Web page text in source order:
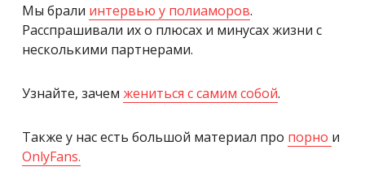
Мы брали интервью у полиаморов.
Расспрашивали их о плюсах и минусах жизни с
несколькими партнерами.
Узнайте, зачем жениться с самим собой.
Также у нас есть большой материал про порно и
OnlyFans.